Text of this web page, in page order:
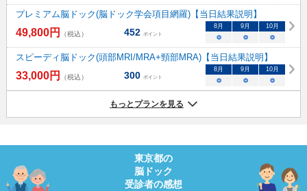
プレミアム脳ドック(脳ドック学会項目網羅)【当日結果説明】
49,800円 （税込） 452 ポイント
8月 9月 10月
○ ○ ○
スピーディ脳ドック(頭部MRI/MRA+頸部MRA)【当日結果説明】
33,000円 （税込） 300 ポイント
8月 9月 10月
○ ○ ○
もっとプランを見る
東京都の
脳ドック
受診者の感想